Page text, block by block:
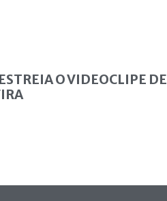
O VIDEOCLIPE DE